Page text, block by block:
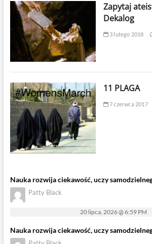
Zapytaj
Dekalog
3 lutego 2018
11 PLAGA
7 czerwca 2017
Nauka rozwija ciekawość, uczy
Patty Black
20 lipca, 2026 @ 6:59 PM
Nauka rozwija ciekawość, uczy